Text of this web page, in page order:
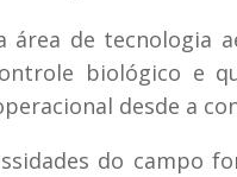
área de tecnologia
biológico e
desde a
do campo